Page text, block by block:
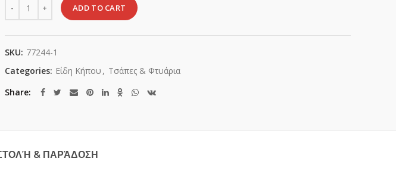
ADD TO CART
SKU: 77244-1
Categories: Είδη Κήπου , Τσάπες & Φτυάρια
Share
& ΠΑΡΆΔΟΣΗ